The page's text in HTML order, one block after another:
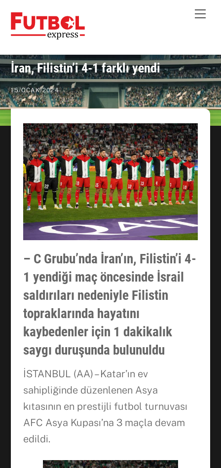
content
İran, Filistin’i 4-1 farklı yendi
15/OCAK/2024
– C Grubu’nda İran’ın, Filistin’i 4-
1 yendiği maç öncesinde İsrail
saldırıları nedeniyle Filistin
topraklarında hayatını
kaybedenler için 1 dakikalık
saygı duruşunda bulunuldu
İSTANBUL (AA) – Katar’ın ev
sahipliğinde düzenlenen Asya
kıtasının en prestijli futbol turnuvası
AFC Asya Kupası’na 3 maçla devam
edildi.